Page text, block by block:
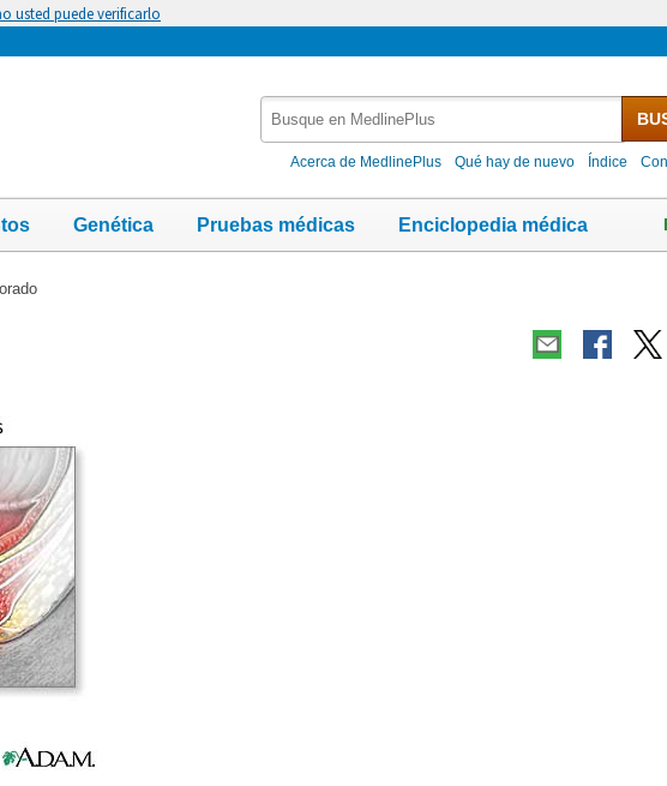
usted puede verificarlo
MedlinePlus
Acerca de MedlinePlus Qué hay de nuevo Índice
Genética Pruebas médicas Enciclopedia médica